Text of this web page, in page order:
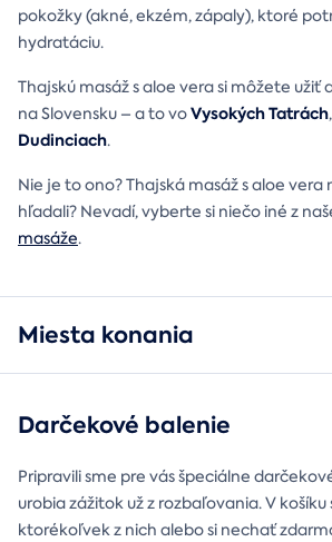
pokožky (akné, ekzém, zápaly), ktoré
hydratáciu.
Thajskú masáž s aloe vera si môžete užiť
na Slovensku – a to voVysokých Tatrách,
Dudinciach.
Nie je to ono? Thajská masáž s aloe vera
hľadali? Nevadí, vyberte si niečo iné z
masáže.
Miesta konania
Darčekové balenie
Pripravili sme pre vás špeciálne
urobia zážitok už z rozbaľovania. V
ktorékoľvek z nich alebo si nechať